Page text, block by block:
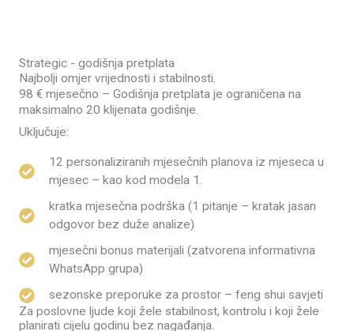
Strategic - godišnja pretplata
Najbolji omjer vrijednosti i stabilnosti.
98 € mjesečno – Godišnja pretplata je ograničena na
maksimalno 20 klijenata godišnje.
Uključuje:
12 personaliziranih mjesečnih planova iz mjeseca u
mjesec – kao kod modela 1.
kratka mjesečna podrška (1 pitanje – kratak jasan
odgovor bez duže analize)
mjesečni bonus materijali (zatvorena informativna
WhatsApp grupa)
sezonske preporuke za prostor – feng shui savjeti
Za poslovne ljude koji žele stabilnost, kontrolu i koji žele
planirati cijelu godinu bez nagađanja.